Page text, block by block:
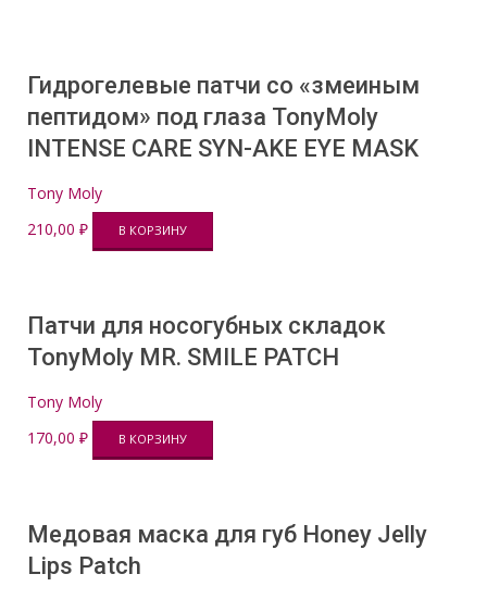
Гидрогелевые патчи со «змеиным
пептидом» под глаза TonyMoly
INTENSE CARE SYN-AKE EYE MASK
Tony Moly
210,00 ₽ В КОРЗИНУ
Патчи для носогубных складок
TonyMoly MR. SMILE PATCH
Tony Moly
170,00 ₽ В КОРЗИНУ
Медовая маска для губ Honey Jelly
Lips Patch